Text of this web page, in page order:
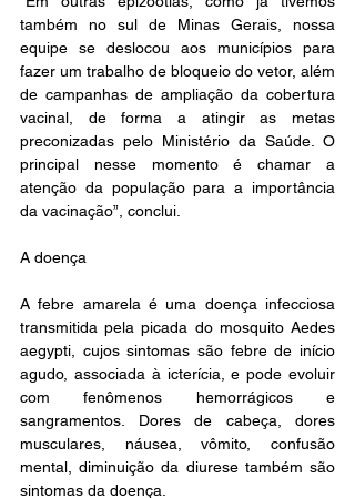
também no sul de Minas Gerais, nossa
equipe se deslocou aos municípios para
fazer um trabalho de bloqueio do vetor, além
de campanhas de ampliação da cobertura
vacinal, de forma a atingir as metas
preconizadas pelo Ministério da Saúde. O
principal nesse momento é chamar a
atenção da população para a importância
da vacinação”, conclui.
A doença
A febre amarela é uma doença infecciosa
transmitida pela picada do mosquito Aedes
aegypti, cujos sintomas são febre de início
agudo, associada à icterícia, e pode evoluir
com fenômenos hemorrágicos e
sangramentos. Dores de cabeça, dores
musculares, náusea, vômito, confusão
mental, diminuição da diurese também são
sintomas da doença.